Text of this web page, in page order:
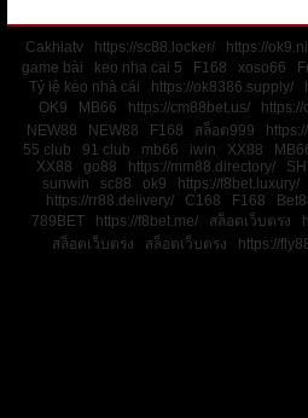
Cakhiatv https://sc88.locker/ https://
game bài
keo nha cai 5 F168 xoso66
Tỷ lệ kèo nhà cái
https://ok8386.supply/
OK9
MB66 https://cm88bet.us/
NEW88
NEW88 F168 สล็อต999
55 club
91 club mb66 iwin XX88
XX88
go88 https://mm88.directory/
sunwin
sc88 ok9 https://f8bet.luxury/
https://rr88.delivery/
C168 F168
789BET
https://f8bet.me/ สล็อตเว็บตรง
สล็อตเว็บตรง
สล็อตเว็บตรง https://